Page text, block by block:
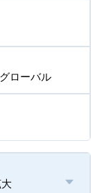
ローバル